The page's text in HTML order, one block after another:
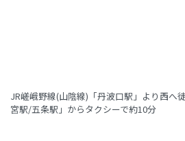
JR嵯峨野線(山陰線)「丹波口駅」より西へ
宮駅/五条駅」からタクシーで約10分